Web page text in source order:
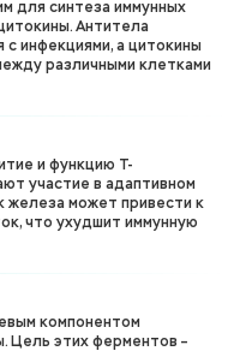
для синтеза иммунных
Антитела
инфекциями, а цитокины
различными клетками
и функцию Т-
участие в адаптивном
железа может привести к
что ухудшит иммунную
компонентом
Цель этих ферментов –